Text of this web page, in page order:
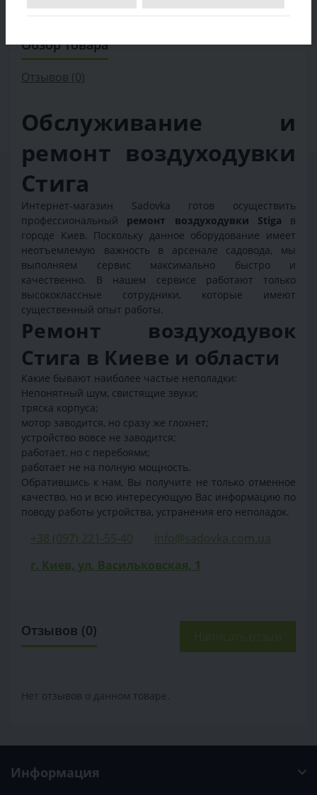
Обзор товара
Отзывов (0)
Обслуживание и
ремонт воздуходувки
Стига
Интернет-магазин Sadovka готов осуществить
профессиональный ремонт воздуходувки Stiga
в
городе Киев. Поскольку данное оборудование имеет
неотъемлемую важность в арсенале садовода, мы
выполняем сервис максимально быстро и
качественно. В нашем сервисе работают только
высококлассные сотрудники, которые имеют
существенный опыт работы.
Ремонт воздуходувок
Стига в Киеве и области
Какие бывают наиболее частые неполадки:
Непонятный шум, свистящие звуки;
тряска корпуса;
мотор заводится, но сразу же глохнет;
устройство вовсе не заводится;
работает, но с перебоями;
работает не на полную мощность.
Обратившись к нам, Вы получите не только отменное
качество, но и всю интересующую Вас информацию по
поводу работы устройства, устранения его неполадок.
+38 (097) 221-55-40
info@sadovka.com.ua
г. Киев, ул. Васильковская, 1
Отзывов (0) Написать отзыв
Нет отзывов о данном товаре.
Информация